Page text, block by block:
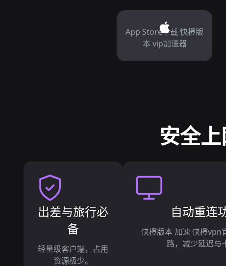
App Store下载 快橙版
本 vip加速器
安全
出差与旅行必
备
轻量级客户端，占用
资源极少。
自动重连
快橙版本 加速 快橙vpn
路，减少延迟与